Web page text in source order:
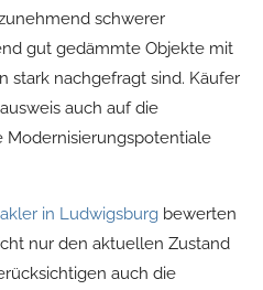
schwerer
gut gedämmte Objekte mit
stark nachgefragt sind. Käufer
auch auf die
Modernisierungspotentiale
in Ludwigsburg bewerten
nur den aktuellen Zustand
auch die